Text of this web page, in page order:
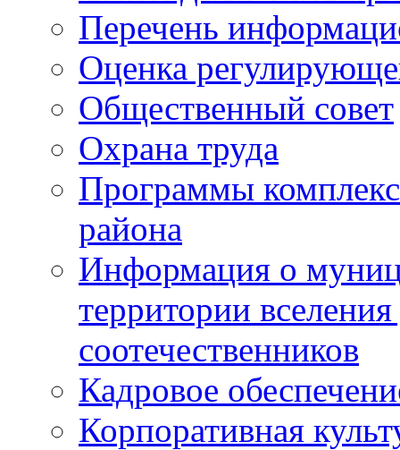
Перечень
Оценка
Общественный совет
Охрана труда
Программы
района
Информация о
территории
соотечественников
Кадровое
Корпоративная